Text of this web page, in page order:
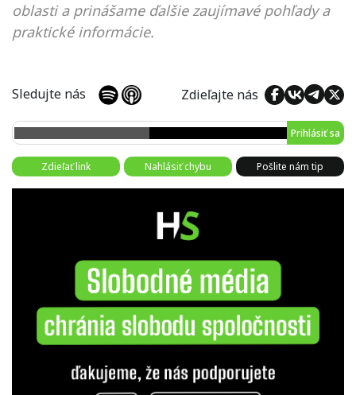
oblasti a prinášame ďalšie zaujímavé pohľady a
praktické informácie.
Sledujte nás Zdieľajte nás
Prihlásiť sa
Zdieľať link Nahlásiť chybu Pošlite nám tip